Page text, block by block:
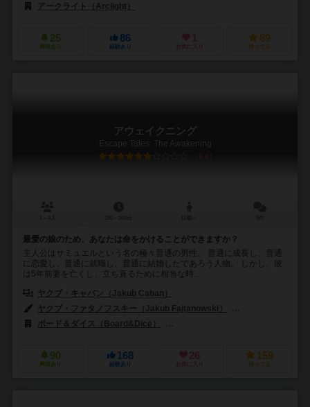
アークライト（Arclight）
25
興味あり
86
経験あり
1
お気に入り
89
持ってる
アウェイクニング
Escape Tales: The Awakening
6.0
最愛の娘のため、あなたは命をかけることができますか？
主人公はサミュエルという名の極々普通の男性。 普通に成長し、普通
に恋愛し、普通に就職し、普通に結婚したであろう人物。 しかし、彼
は5年前妻を亡くし、立ち直るために相当な時...
ヤクブ・キャバン（Jakub Caban）
ヤクブ・ファタノフスキー（Jakub Fajtanowski）
ボード＆ダイス（Board&Dice）
90
興味あり
168
経験あり
26
お気に入り
159
持ってる